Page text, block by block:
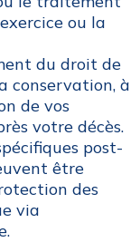
ou la
du droit de
conservation, à
de vos
votre décès.
post-
être
des
via